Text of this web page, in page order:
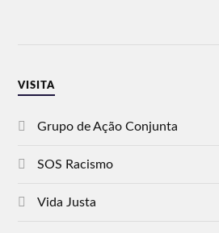
VISITA
Grupo de Ação Conjunta
SOS Racismo
Vida Justa